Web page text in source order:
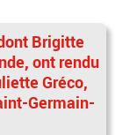
Brigitte
ont rendu
Gréco,
Germain-